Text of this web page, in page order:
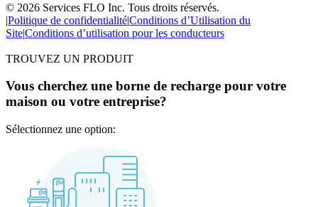
© 2026 Services FLO Inc. Tous droits réservés.
|Politique de confidentialité|Conditions d’Utilisation du
Site|Conditions d’utilisation pour les conducteurs
TROUVEZ UN PRODUIT
Vous cherchez une borne de recharge pour votre
maison ou votre entreprise?
Sélectionnez une option: